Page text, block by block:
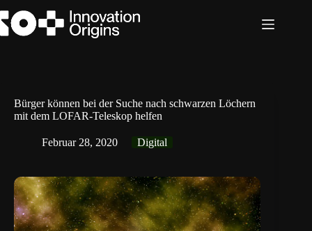
Inhalt
springen
Bürger können bei der Suche nach schwarzen Löchern
mit dem LOFAR-Teleskop helfen
Februar 28, 2020 Digital